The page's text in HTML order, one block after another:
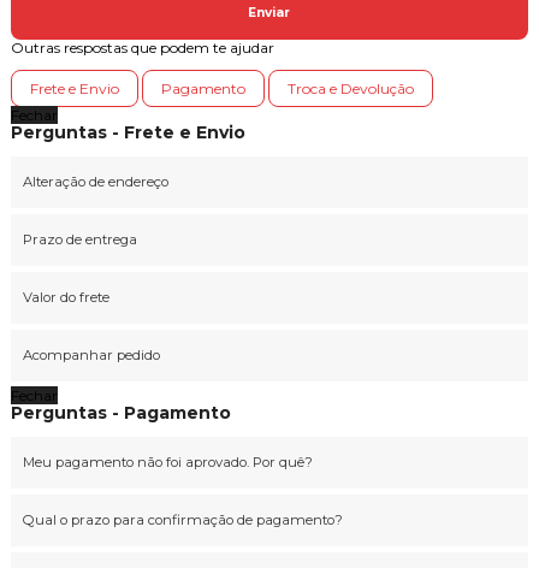
Enviar
Outras respostas que podem te ajudar
Frete e Envio Pagamento
Troca e Devolução
Fechar
Perguntas - Frete e Envio
Alteração de endereço
Prazo de entrega
Valor do frete
Acompanhar pedido
Fechar
Perguntas - Pagamento
Meu pagamento não foi aprovado. Por quê?
Qual o prazo para confirmação de pagamento?